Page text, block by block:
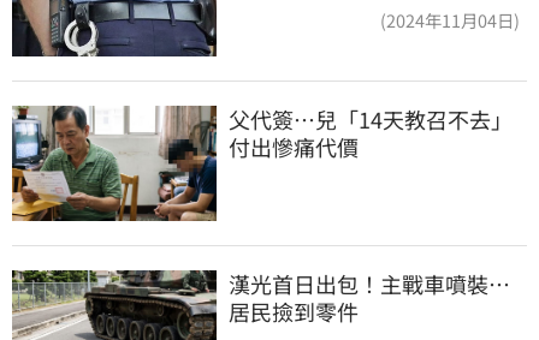
(2024年11月04日)
父代簽…兒「14天教召不去」
付出慘痛代價
漢光首日出包！主戰車噴裝…
居民撿到零件